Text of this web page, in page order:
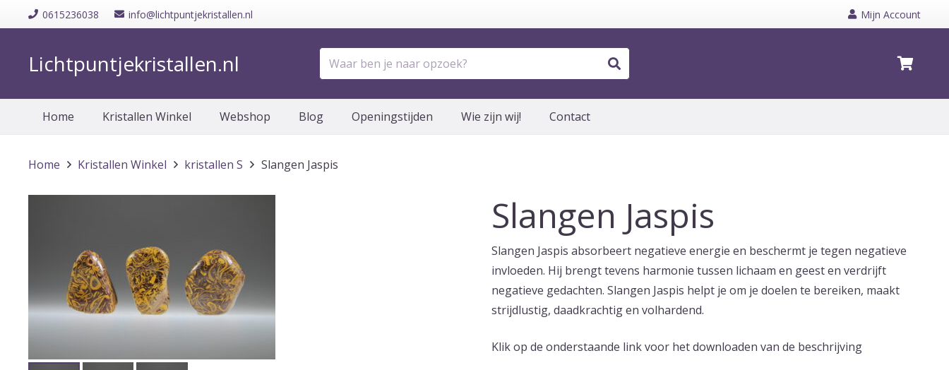
0615236038 info@lichtpuntjekristallen.nl Mijn Account
Lichtpuntjekristallen.nl
Home Kristallen Winkel Webshop Blog Openingstijden Wie zijn wij! Contact
Home Kristallen Winkel kristallen S Slangen Jaspis
Slangen Jaspis
Slangen Jaspis absorbeert negatieve energie en beschermt je tegen negatieve
invloeden. Hij brengt tevens harmonie tussen lichaam en geest en verdrijft
negatieve gedachten. Slangen Jaspis helpt je om je doelen te bereiken, maakt
strijdlustig, daadkrachtig en volhardend.
Klik op de onderstaande link voor het downloaden van de beschrijving